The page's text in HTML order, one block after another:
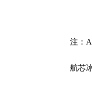
注：
航芯